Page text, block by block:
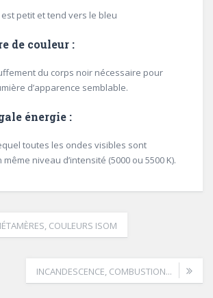
est petit et tend vers le bleu
de couleur :
du corps noir nécessaire pour
d’apparence semblable.
énergie :
toutes les ondes visibles sont
niveau d’intensité (5000 ou 5500 K).
COULEURS ISOM
INCANDESCENCE, COMBUSTION...